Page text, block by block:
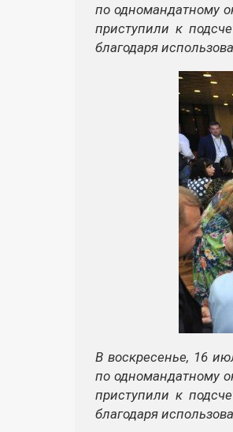
по одномандатному
приступили к
благодаря
В воскресенье, 16
по одномандатному
приступили к
благодаря